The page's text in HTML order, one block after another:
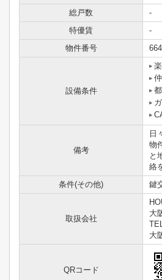
総戸数
-
特優賃
-
物件番号
設備条件
備考
日
物
と
絡
条件(その他)
鍵
取扱会社
大
大
QRコード